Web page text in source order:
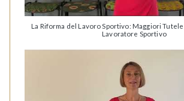
La Riforma del Lavoro Sportivo: Maggiori Tutele
Lavoratore Sportivo